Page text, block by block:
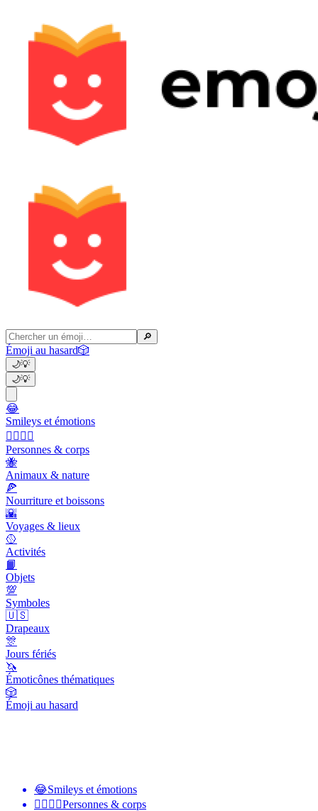
🔎
Émoji au hasard🎲
🌙💡
🌙💡
😂
Smileys et émotions
👩‍❤️‍💋‍👨
Personnes & corps
🐝
Animaux & nature
🍕
Nourriture et boissons
🌇
Voyages & lieux
🥎
Activités
📙
Objets
💯
Symboles
🇺🇸
Drapeaux
🎊
Jours fériés
🦄
Émoticônes thématiques
🎲
Émoji au hasard
😂Smileys et émotions
👩‍❤️‍💋‍👨Personnes & corps